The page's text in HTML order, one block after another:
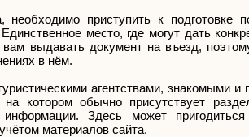
необходимо приступить к
место, где могут дать
вам выдавать документ на въезд,
в нём.
агентствами, знакомыми и
котором обычно присутствует
информации. Здесь может
материалов сайта.